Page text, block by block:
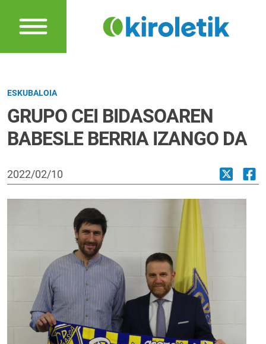
ESKUBALOIA
GRUPO CEI BIDASOAREN
BABESLE BERRIA IZANGO DA
2022/02/10